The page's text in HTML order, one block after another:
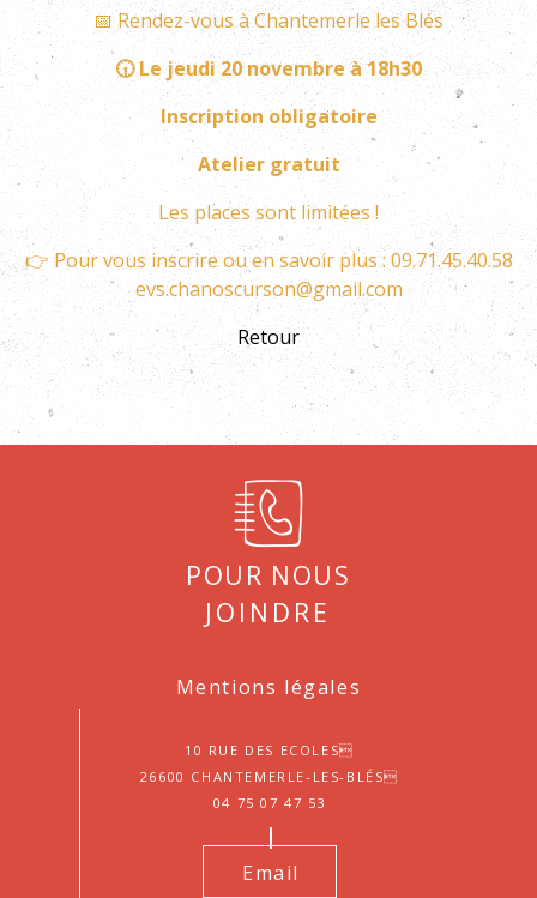
📅 Rendez-vous à Chantemerle les Blés
🕡 Le jeudi 20 novembre à 18h30
Inscription obligatoire
Atelier gratuit
Les places sont limitées !
👉 Pour vous inscrire ou en savoir plus : 09.71.45.40.58
evs.chanoscurson@gmail.com
Retour
Pour nous
joindre
Mentions légales
10 Rue des Ecoles
26600 Chantemerle-les-Blés
04 75 07 47 53
Email